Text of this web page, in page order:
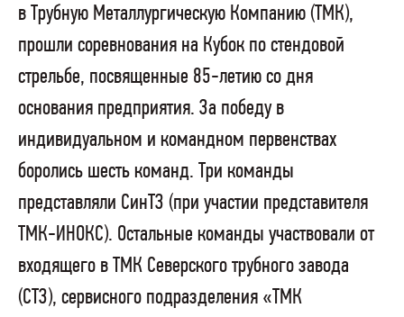
в Трубную Металлургическую Компанию (ТМК),
прошли соревнования на Кубок по стендовой
стрельбе, посвященные 85-летию со дня
основания предприятия. За победу в
индивидуальном и командном первенствах
боролись шесть команд. Три команды
представляли СинТЗ (при участии представителя
ТМК-ИНОКС). Остальные команды участвовали от
входящего в ТМК Северского трубного завода
(СТЗ), сервисного подразделения «ТМК